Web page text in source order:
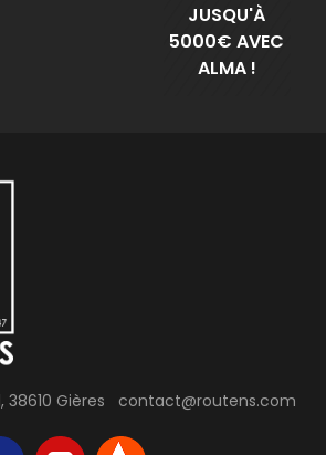
JUSQU'À
5000€ AVEC
ALMA !
38610 Gières contact@routens.com